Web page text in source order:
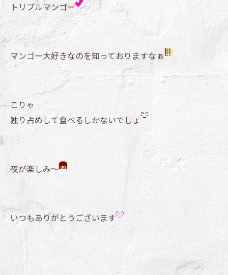
トリプルマンゴー
マンゴー大好きなのを知っておりますなぁ
こりゃ
独り占めして食べるしかないでしょ
夜が楽しみ～
いつもありがとうございます